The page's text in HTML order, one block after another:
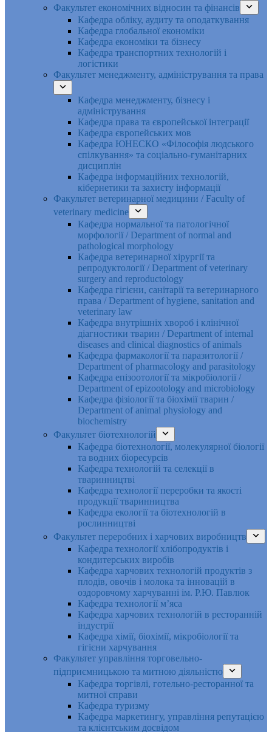
Факультет економічних відносин та фінансів
Кафедра обліку, аудиту та оподаткування
Кафедра глобальної економіки
Кафедра економіки та бізнесу
Кафедра транспортних технологій і
логістики
Факультет менеджменту, адміністрування та права
Кафедра менеджменту, бізнесу і
адміністрування
Кафедра права та європейської інтеграції
Кафедра європейських мов
Кафедра ЮНЕСКО «Філософія людського
спілкування» та соціально-гуманітарних
дисциплін
Кафедра інформаційних технологій,
кібернетики та захисту інформації
Факультет ветеринарної медицини / Faculty of
veterinary medicine
Кафедра нормальної та патологічної
морфології / Department of normal and
pathological morphology
Кафедра ветеринарної хірургії та
репродуктології / Department of veterinary
surgery and reproductology
Кафедра гігієни, санітарії та ветеринарного
права / Department of hygiene, sanitation and
veterinary law
Кафедра внутрішніх хвороб і клінічної
діагностики тварин / Department of internal
diseases and clinical diagnostics of animals
Кафедра фармакології та паразитології /
Department of pharmacology and parasitology
Кафедра епізоотології та мікробіології /
Department of epizootology and microbiology
Кафедра фізіології та біохімії тварин /
Department of animal physiology and
biochemistry
Факультет біотехнологій
Кафедра біотехнології, молекулярної біології
та водних біоресурсів
Кафедра технологій та селекції в
тваринництві
Кафедра технології переробки та якості
продукції тваринництва
Кафедра екології та біотехнологій в
рослинництві
Факультет переробних і харчових виробництв
Кафедра технології хлібопродуктів і
кондитерських виробів
Кафедра харчових технологій продуктів з
плодів, овочів і молока та інновацій в
оздоровчому харчуванні ім. Р.Ю. Павлюк
Кафедра технології м’яса
Кафедра харчових технологій в ресторанній
індустрії
Кафедра хімії, біохімії, мікробіології та
гігієни харчування
Факультет управління торговельно-
підприємницькою та митною діяльністю
Кафедра торгівлі, готельно-ресторанної та
митної справи
Кафедра туризму
Кафедра маркетингу, управління репутацією
та клієнтським досвідом